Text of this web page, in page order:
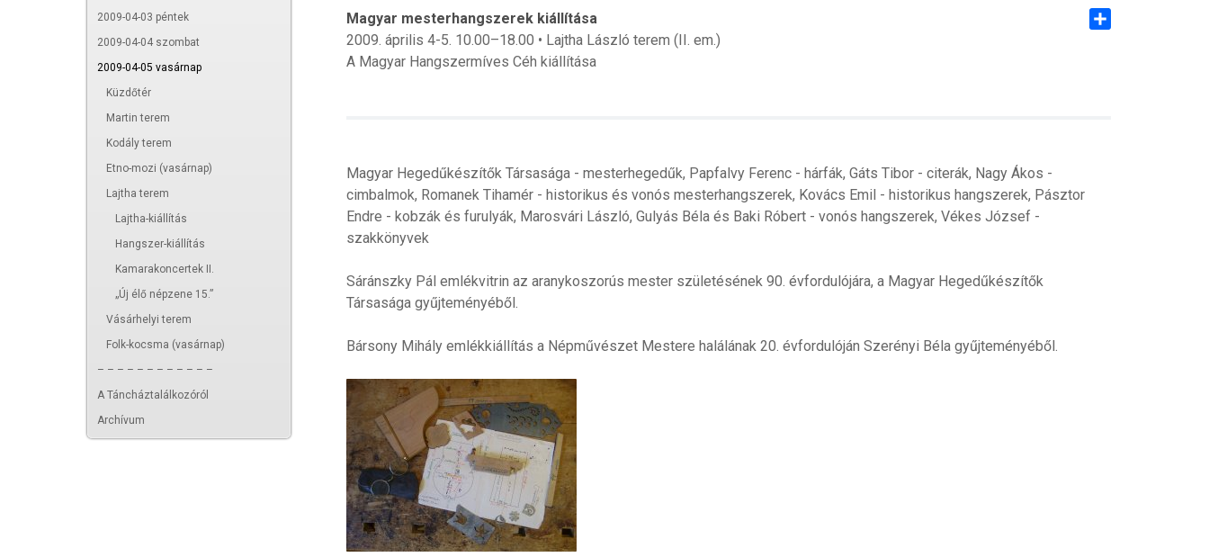
2009-04-03 péntek
2009-04-04 szombat
2009-04-05 vasárnap
Küzdőtér
Martin terem
Kodály terem
Etno-mozi (vasárnap)
Lajtha terem
Lajtha-kiállítás
Hangszer-kiállítás
Kamarakoncertek II.
„Új élő népzene 15.”
Vásárhelyi terem
Folk-kocsma (vasárnap)
– – – – – – – – – – – –
A Táncháztalálkozóról
Archívum
Magyar mesterhangszerek kiállítása
2009. április 4-5. 10.00–18.00 • Lajtha László terem (II. em.)
A Magyar Hangszermíves Céh kiállítása
Magyar Hegedűkészítők Társasága - mesterhegedűk, Papfalvy Ferenc - hárfák, Gáts Tibor - citerák, Nagy Ákos -
cimbalmok, Romanek Tihamér - historikus és vonós mesterhangszerek, Kovács Emil - historikus hangszerek, Pásztor
Endre - kobzák és furulyák, Marosvári László, Gulyás Béla és Baki Róbert - vonós hangszerek, Vékes József -
szakkönyvek
Sáránszky Pál emlékvitrin az aranykoszorús mester születésének 90. évfordulójára, a Magyar Hegedűkészítők
Társasága gyűjteményéből.
Bársony Mihály emlékkiállítás a Népművészet Mestere halálának 20. évfordulóján Szerényi Béla gyűjteményéből.